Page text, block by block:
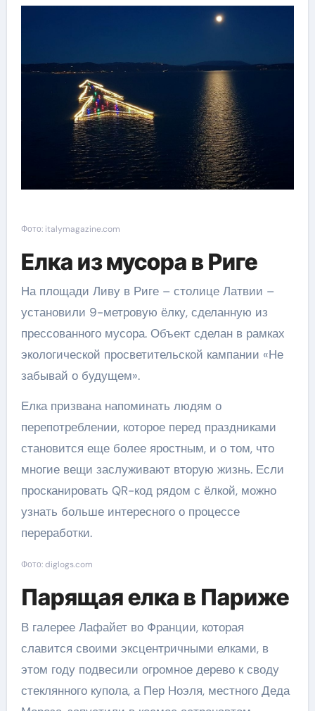
Фото: italymagazine.com
Елка из мусора в Риге
На площади Ливу в Риге – столице Латвии –
установили 9-метровую ёлку, сделанную из
прессованного мусора. Объект сделан в рамках
экологической просветительской кампании «Не
забывай о будущем».
Елка призвана напоминать людям о
перепотреблении, которое перед праздниками
становится еще более яростным, и о том, что
многие вещи заслуживают вторую жизнь. Если
просканировать QR-код рядом с ёлкой, можно
узнать больше интересного о процессе
переработки.
Фото: diglogs.com
Парящая елка в Париже
В галерее Лафайет во Франции, которая
славится своими эксцентричными елками, в
этом году подвесили огромное дерево к своду
стеклянного купола, а Пер Ноэля, местного Деда